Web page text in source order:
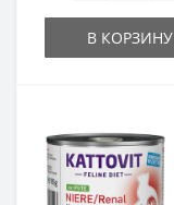
В КОРЗИНУ